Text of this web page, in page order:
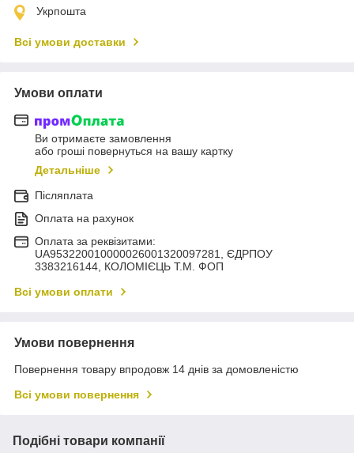
Укрпошта
Всі умови доставки
Умови оплати
Ви отримаєте замовлення
або гроші повернуться на вашу картку
Детальніше
Післяплата
Оплата на рахунок
Оплата за реквізитами:
UA953220010000026001320097281, ЄДРПОУ
3383216144, КОЛОМIЄЦЬ Т.М. ФОП
Всі умови оплати
Умови повернення
Повернення товару впродовж 14 днів за домовленістю
Всі умови повернення
Подібні товари компанії